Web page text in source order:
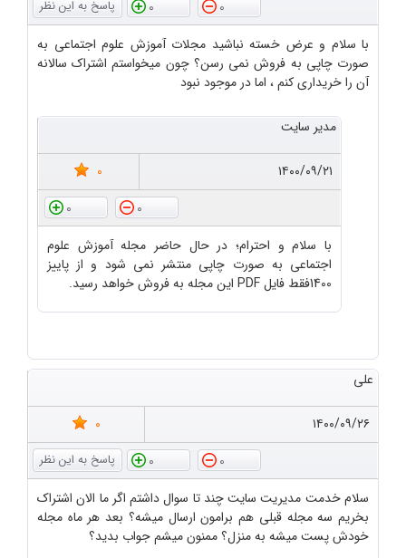
0
0
با سلام و عرض خسته نباشید مجلات آموزش علوم اجتماعی به
صورت چاپی به فروش نمی رسن؟ چون میخواستم اشتراک سالانه
آن را خریداری کنم ، اما در موجود نبود
مدیر سایت
۱۴۰۰/۰۹/۲۱
0
0
0
با سلام و احترام؛ در حال حاضر مجله آموزش علوم
اجتماعی به صورت چاپی منتشر نمی شود و از پاییز
1400فقط فایل PDF این مجله به فروش خواهد رسید.
علی
۱۴۰۰/۰۹/۲۶
0
0
0
سلام خدمت مدیریت سایت چند تا سوال داشتم اگر ما الان اشتراک
بخریم سه مجله قبلی هم برامون ارسال میشه؟ بعد هر ماه مجله
خودش پست میشه به منزل؟ ممنون میشم جواب بدید؟